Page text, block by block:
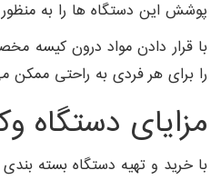
پوشش این دستگاه ها را به
با قرار دادن مواد درون کیسه
را برای هر فردی به راحتی ممکن
مزایای دستگاه
با خرید و تهیه دستگاه بسته